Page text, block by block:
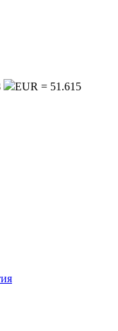
EUR = 51.615